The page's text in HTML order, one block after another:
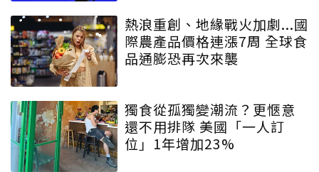
熱浪重創、地緣戰火加劇...國
際農產品價格連漲7周 全球食
品通膨恐再次來襲
獨食從孤獨變潮流？更愜意
還不用排隊 美國「一人訂
位」1年增加23%